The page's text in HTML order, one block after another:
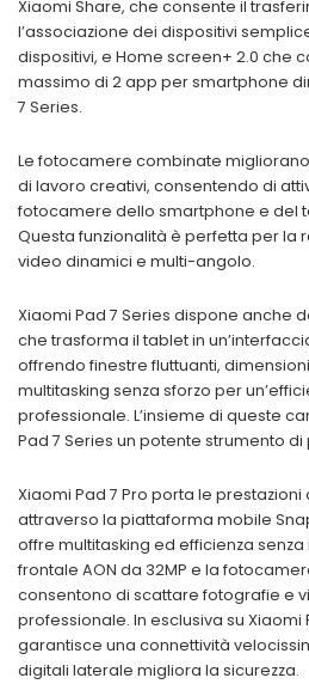
Xiaomi Share, che consente il
l’associazione dei dispositivi
dispositivi, e Home screen+ 2.0 che
massimo di 2 app per smartphone
7 Series.
Le fotocamere combinate
di lavoro creativi, consentendo di
fotocamere dello smartphone e del
Questa funzionalità è perfetta per la
video dinamici e multi-angolo.
Xiaomi Pad 7 Series dispone anche
che trasforma il tablet in
offrendo finestre fluttuanti,
multitasking senza sforzo per
professionale. L’insieme di queste
Pad 7 Series un potente strumento
Xiaomi Pad 7 Pro porta le
attraverso la piattaforma mobile
offre multitasking ed efficienza
frontale AON da 32MP e la
consentono di scattare fotografie e
professionale. In esclusiva su Xiaomi
garantisce una connettività
digitali laterale migliora la sicurezza.